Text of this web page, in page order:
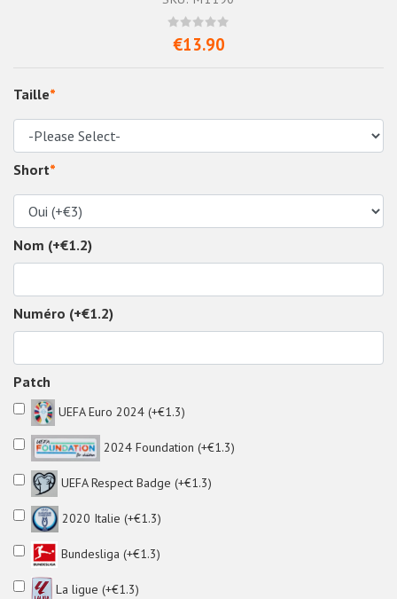
€13.90
Taille*
Short*
Nom (+€1.2)
Numéro (+€1.2)
Patch
UEFA Euro 2024 (+€1.3)
2024 Foundation (+€1.3)
UEFA Respect Badge (+€1.3)
2020 Italie (+€1.3)
Bundesliga (+€1.3)
La ligue (+€1.3)